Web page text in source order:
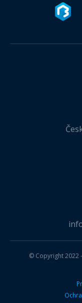
© Copyright 2022